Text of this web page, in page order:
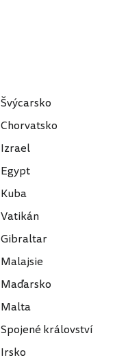
Švýcarsko
Chorvatsko
Izrael
Egypt
Kuba
Vatikán
Gibraltar
Malajsie
Maďarsko
Malta
Spojené království
Irsko